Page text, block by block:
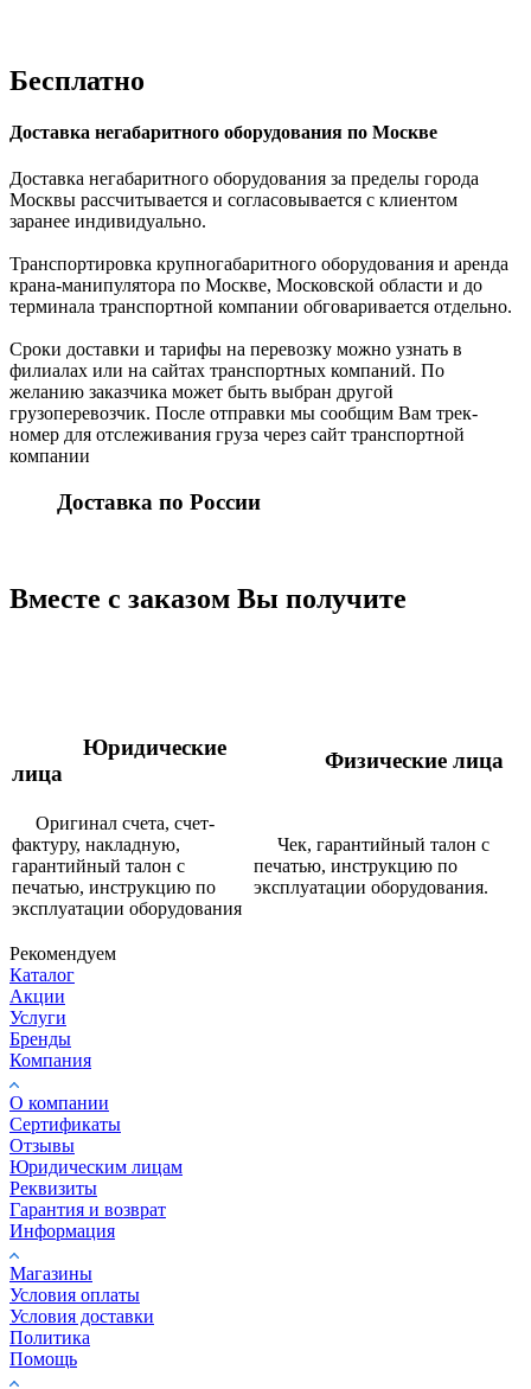
Бесплатно
Доставка негабаритного оборудования по Москве
Доставка негабаритного оборудования за пределы города
Москвы рассчитывается и согласовывается с клиентом
заранее индивидуально.
Транспортировка крупногабаритного оборудования и аренда
крана-манипулятора по Москве, Московской области и до
терминала транспортной компании обговаривается отдельно.
Сроки доставки и тарифы на перевозку можно узнать в
филиалах или на сайтах транспортных компаний. По
желанию заказчика может быть выбран другой
грузоперевозчик. После отправки мы сообщим Вам трек-
номер для отслеживания груза через сайт транспортной
компании
Доставка по России
Вместе с заказом Вы получите
Юридические
лица
Физические лица
Оригинал счета, счет-
фактуру, накладную,
гарантийный талон с
печатью, инструкцию по
эксплуатации оборудования
Чек, гарантийный талон с
печатью, инструкцию по
эксплуатации оборудования.
Рекомендуем
Каталог
Акции
Услуги
Бренды
Компания
О компании
Сертификаты
Отзывы
Юридическим лицам
Реквизиты
Гарантия и возврат
Информация
Магазины
Условия оплаты
Условия доставки
Политика
Помощь